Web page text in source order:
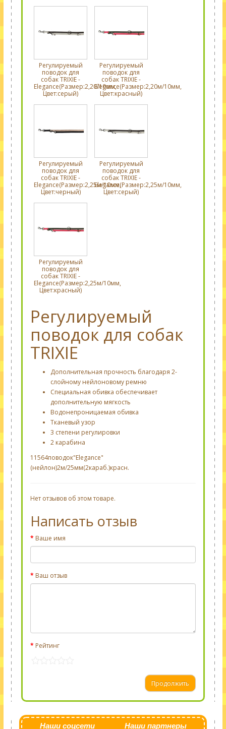
Регулируемый
поводок для
собак TRIXIE -
Elegance(Размер:2,20/10мм,
Цвет:серый)
Регулируемый
поводок для
собак TRIXIE -
Elegance(Размер:2,20м/10мм,
Цвет:красный)
Регулируемый
поводок для
собак TRIXIE -
Elegance(Размер:2,25м/10мм,
Цвет:черный)
Регулируемый
поводок для
собак TRIXIE -
Elegance(Размер:2,25м/10мм,
Цвет:серый)
Регулируемый
поводок для
собак TRIXIE -
Elegance(Размер:2,25м/10мм,
Цвет:красный)
Регулируемый
поводок для собак
TRIXIE
Дополнительная прочность благодаря 2-
слойному нейлоновому ремню
Специальная обивка обеспечивает
дополнительную мягкость
Водонепроницаемая обивка
Тканевый узор
3 степени регулировки
2 карабина
11564поводок"Elegance"
(нейлон)2м/25мм(2караб.)красн.
Нет отзывов об этом товаре.
Написать отзыв
Ваше имя
Ваш отзыв
Рейтинг
Продолжить
Наши соцсети Наши партнеры